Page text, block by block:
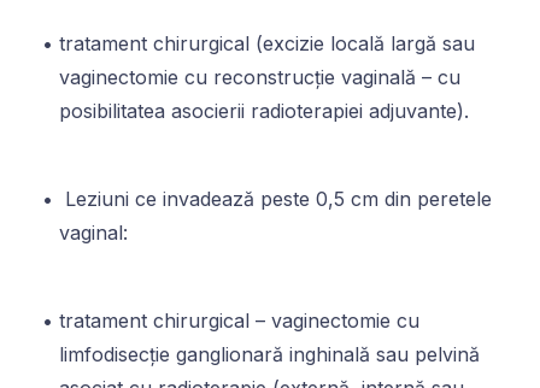
tratament chirurgical (excizie locală largă sau
vaginectomie cu reconstrucție vaginală – cu
posibilitatea asocierii radioterapiei adjuvante).
Leziuni ce invadează peste 0,5 cm din peretele
vaginal:
tratament chirurgical – vaginectomie cu
limfodisecție ganglionară inghinală sau pelvină